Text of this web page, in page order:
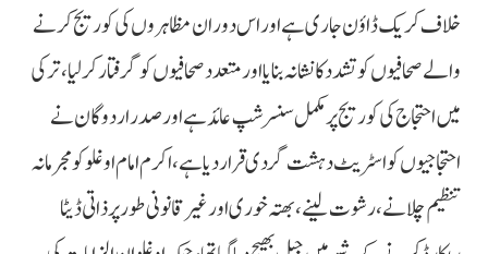
خلاف کریک ڈاؤن جاری ہے اور اس دوران مظاہروں کی کوریج کرنے
والے صحافیوں کو تشدد کا نشانہ بنایا اور متعدد صحافیوں کو گرفتار کرلیا، ترکی
میں احتجاج کی کوریج پر مکمل سنسر شپ عائد ہے اور صدر اردوگان نے
احتجاجیوں کو اسٹریٹ دہشت گردی قرار دیا ہے، اکرم امام اوغلو کو مجرمانہ
تنظیم چلانے، رشوت لینے، بھتہ خوری اور غیر قانونی طور پر ذاتی ڈیٹا